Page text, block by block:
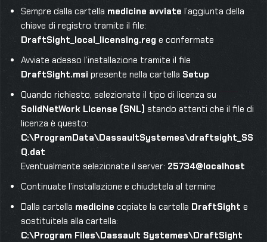
Sempre dalla cartella medicine avviate l’aggiunta della
chiave di registro tramite il file:
DraftSight_local_licensing.reg e confermate
Avviate adesso l’installazione tramite il file
DraftSight.msi presente nella cartella Setup
Quando richiesto, selezionate il tipo di licenza su
SolidNetWork License (SNL) stando attenti che il file di
licenza è questo:
C:\ProgramData\DassaultSystemes\draftsight_SS
Q.dat
Eventualmente selezionate il server: 25734@localhost
Continuate l’installazione e chiudetela al termine
Dalla cartella medicine copiate la cartella DraftSight e
sostituitela alla cartella:
C:\Program Files\Dassault Systemes\DraftSight